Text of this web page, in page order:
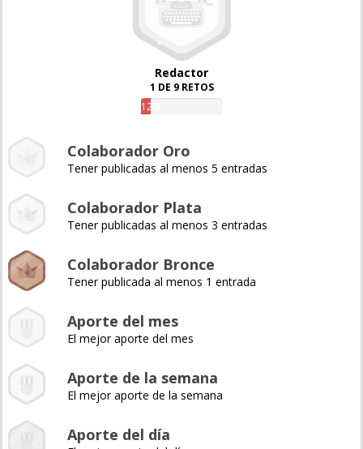
Redactor
1 DE 9 RETOS
12%
Colaborador Oro
Tener publicadas al menos 5 entradas
Colaborador Plata
Tener publicadas al menos 3 entradas
Colaborador Bronce
Tener publicada al menos 1 entrada
Aporte del mes
El mejor aporte del mes
Aporte de la semana
El mejor aporte de la semana
Aporte del día